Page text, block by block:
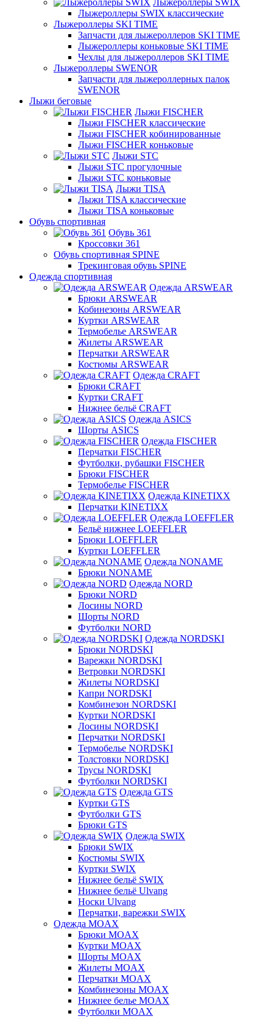
Лыжероллеры SWIX
Лыжероллеры SWIX классические
Лыжероллеры SKI TIME
Запчасти для лыжероллеров SKI TIME
Лыжероллеры коньковые SKI TIME
Чехлы для лыжероллеров SKI TIME
Лыжероллеры SWENOR
Запчасти для лыжероллерных палок
SWENOR
Лыжи беговые
Лыжи FISCHER
Лыжи FISCHER классические
Лыжи FISCHER кобинированные
Лыжи FISCHER коньковые
Лыжи STC
Лыжи STC прогулочные
Лыжи STC коньковые
Лыжи TISA
Лыжи TISA классические
Лыжи TISA коньковые
Обувь спортивная
Обувь 361
Кроссовки 361
Обувь спортивная SPINE
Трекинговая обувь SPINE
Одежда спортивная
Одежда ARSWEAR
Брюки ARSWEAR
Кобинезоны ARSWEAR
Куртки ARSWEAR
Термобелье ARSWEAR
Жилеты ARSWEAR
Перчатки ARSWEAR
Костюмы ARSWEAR
Одежда CRAFT
Брюки CRAFT
Куртки CRAFT
Нижнее бельё CRAFT
Одежда ASICS
Шорты ASICS
Одежда FISCHER
Перчатки FISCHER
Футболки, рубашки FISCHER
Брюки FISCHER
Термобелье FISCHER
Одежда KINETIXX
Перчатки KINETIXX
Одежда LOEFFLER
Бельё нижнее LOEFFLER
Брюки LOEFFLER
Куртки LOEFFLER
Одежда NONAME
Брюки NONAME
Одежда NORD
Брюки NORD
Лосины NORD
Шорты NORD
Футболки NORD
Одежда NORDSKI
Брюки NORDSKI
Варежки NORDSKI
Ветровки NORDSKI
Жилеты NORDSKI
Капри NORDSKI
Комбинезон NORDSKI
Куртки NORDSKI
Лосины NORDSKI
Перчатки NORDSKI
Термобелье NORDSKI
Толстовки NORDSKI
Трусы NORDSKI
Футболки NORDSKI
Одежда GTS
Куртки GTS
Футболки GTS
Брюки GTS
Одежда SWIX
Брюки SWIX
Костюмы SWIX
Куртки SWIX
Нижнее бельё SWIX
Нижнее бельё Ulvang
Носки Ulvang
Перчатки, варежки SWIX
Одежда MOAX
Брюки MOAX
Куртки MOAX
Шорты MOAX
Жилеты MOAX
Перчатки MOAX
Комбинезоны MOAX
Нижнее белье MOAX
Футболки MOAX